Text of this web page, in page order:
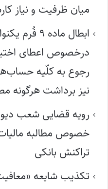
میان ظرفیت و نیاز
ابطال
درخصوص اعطای
رجوع به کلّیه
نیز برداشت هرگونه
رویه قضایی شعب
خصوص مطالبه
تراکنش بانکی
تکذیب شایعه